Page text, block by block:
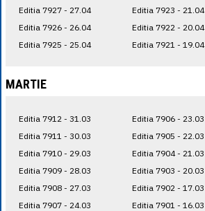
Editia 7927 - 27.04
Editia 7926 - 26.04
Editia 7925 - 25.04
Editia 7923 - 21.04
Editia 7922 - 20.04
Editia 7921 - 19.04
MARTIE
Editia 7912 - 31.03
Editia 7911 - 30.03
Editia 7910 - 29.03
Editia 7909 - 28.03
Editia 7908 - 27.03
Editia 7907 - 24.03
Editia 7906 - 23.03
Editia 7905 - 22.03
Editia 7904 - 21.03
Editia 7903 - 20.03
Editia 7902 - 17.03
Editia 7901 - 16.03